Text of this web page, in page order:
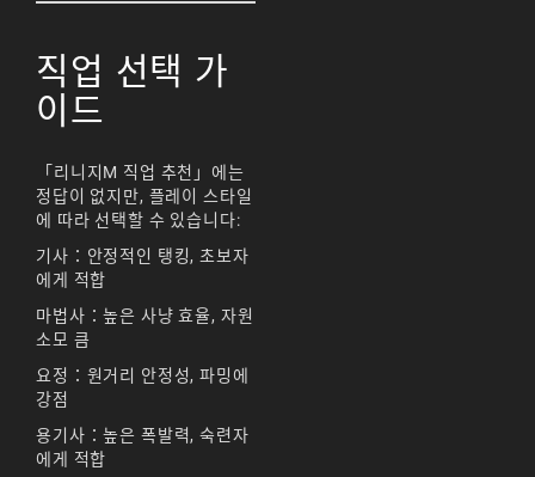
직업 선택 가
이드
「리니지M 직업 추천」에는
정답이 없지만, 플레이 스타일
에 따라 선택할 수 있습니다:
기사：안정적인 탱킹, 초보자
에게 적합
마법사：높은 사냥 효율, 자원
소모 큼
요정：원거리 안정성, 파밍에
강점
용기사：높은 폭발력, 숙련자
에게 적합